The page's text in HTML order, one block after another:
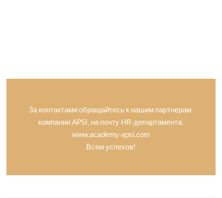
За контактами обращайтесь к нашим партнерам
компании APSI, на почту HR-департамента.
www.academy-apsi.com
Всем успехов!